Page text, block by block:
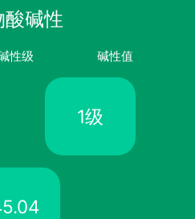
酸碱性
性级 碱性值
1级